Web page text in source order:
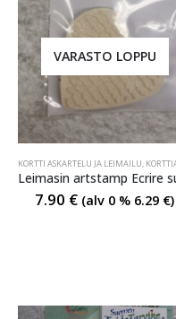
VARASTO LOPPU
KORTTI ASKARTELU JA LEIMAILU, KORTTIASKARTELU JA
7.90 € (alv 0 % 6.29 €)